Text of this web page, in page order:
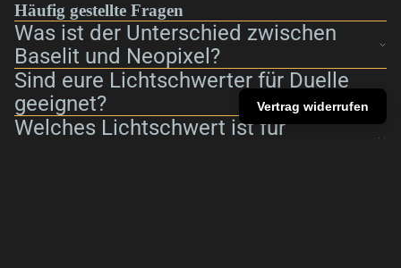
Häufig gestellte Fragen
Was ist der Unterschied zwischen
Baselit und Neopixel?
Sind eure Lichtschwerter für Duelle
geeignet?
Welches Lichtschwert ist für
Vertrag widerrufen